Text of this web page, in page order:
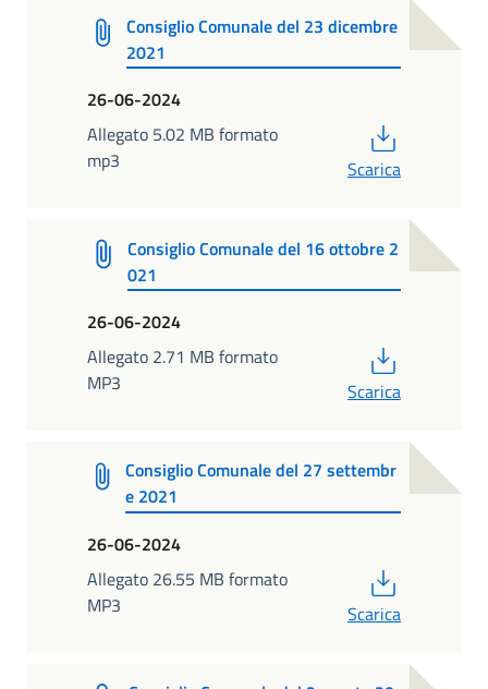
Consiglio Comunale del 23 dicembre
2021
26-06-2024
Allegato 5.02 MB formato
mp3
Scarica
Consiglio Comunale del 16 ottobre 2
021
26-06-2024
Allegato 2.71 MB formato
MP3
Scarica
Consiglio Comunale del 27 settembr
e 2021
26-06-2024
Allegato 26.55 MB formato
MP3
Scarica